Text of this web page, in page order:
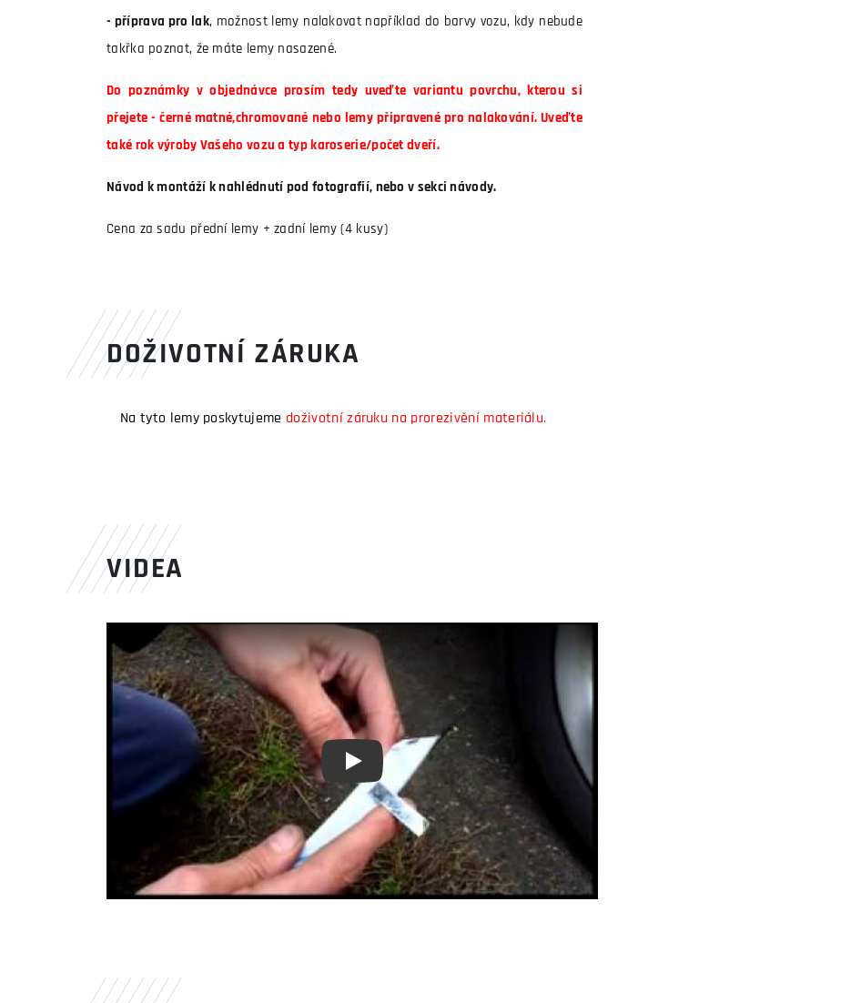
- příprava pro lak, možnost lemy nalakovat například do barvy vozu, kdy nebude
takřka poznat, že máte lemy nasazené.
Do poznámky v objednávce prosím tedy uveďte variantu povrchu, kterou si
přejete - černé matné,chromované nebo lemy připravené pro nalakování. Uveďte
také rok výroby Vašeho vozu a typ karoserie/počet dveří.
Návod k montáží k nahlédnutí pod fotografií, nebo v sekci návody.
Cena za sadu přední lemy + zadní lemy (4 kusy)
DOŽIVOTNÍ ZÁRUKA
Na tyto lemy poskytujeme doživotní záruku na prorezivění materiálu.
VIDEA
Youtube video